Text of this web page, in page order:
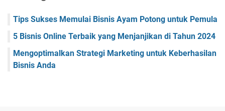
Tips Sukses Memulai Bisnis Ayam Potong untuk Pemula
5 Bisnis Online Terbaik yang Menjanjikan di Tahun 2024
Mengoptimalkan Strategi Marketing untuk Keberhasilan
Bisnis Anda